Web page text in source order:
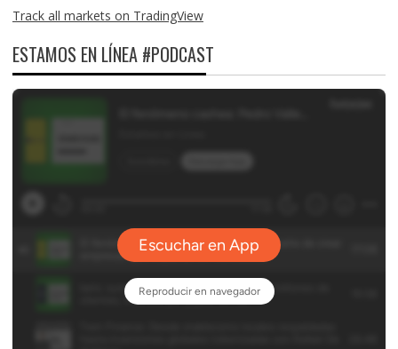
Track all markets on TradingView
ESTAMOS EN LÍNEA #PODCAST